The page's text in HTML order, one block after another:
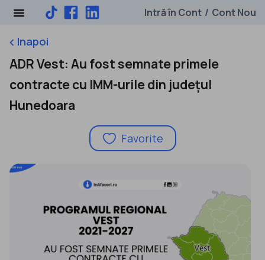
Intră în Cont / Cont Nou
keyboard_arrow_leftInapoi
ADR Vest: Au fost semnate primele
contracte cu IMM-urile din județul
Hunedoara
Favorite